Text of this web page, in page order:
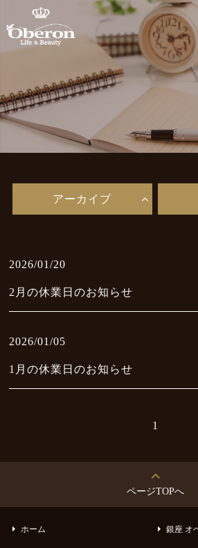
銀座 オベロンについて
About Us
鍼・メディセルとは
メニュー・料金
News
ブログ
よくあるご質問
FAQ
インナービューティー
アーカイブ
2026/01/20
2月の休業日のお知らせ
2026/01/05
1月の休業日のお知らせ
1
ページTOPへ
ホーム 銀座 オ